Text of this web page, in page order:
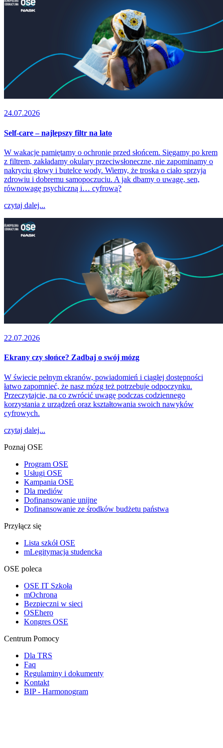
24.07.2026
Self-care – najlepszy filtr na lato
W wakacje pamiętamy o ochronie przed słońcem. Sięgamy po krem
z filtrem, zakładamy okulary przeciwsłoneczne, nie zapominamy o
nakryciu głowy i butelce wody. Wiemy, że troska o ciało sprzyja
zdrowiu i dobremu samopoczuciu. A jak dbamy o uwagę, sen,
równowagę psychiczną i… cyfrową?
czytaj dalej...
22.07.2026
Ekrany czy słońce? Zadbaj o swój mózg
W świecie pełnym ekranów, powiadomień i ciągłej dostępności
łatwo zapomnieć, że nasz mózg też potrzebuje odpoczynku.
Przeczytajcie, na co zwrócić uwagę podczas codziennego
korzystania z urządzeń oraz kształtowania swoich nawyków
cyfrowych.
czytaj dalej...
Poznaj OSE
Program OSE
Usługi OSE
Kampania OSE
Dla mediów
Dofinansowanie unijne
Dofinansowanie ze środków budżetu państwa
Przyłącz się
Lista szkół OSE
mLegitymacja studencka
OSE poleca
OSE IT Szkoła
mOchrona
Bezpieczni w sieci
OSEhero
Kongres OSE
Centrum Pomocy
Dla TRS
Faq
Regulaminy i dokumenty
Kontakt
BIP - Harmonogram